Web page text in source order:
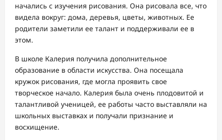
начались с изучения рисования. Она рисовала все, что
видела вокруг: дома, деревья, цветы, животных. Ее
родители заметили ее талант и поддерживали ее в
этом.
В школе Калерия получила дополнительное
образование в области искусства. Она посещала
кружок рисования, где могла проявить свое
творческое начало. Калерия была очень плодовитой и
талантливой ученицей, ее работы часто выставляли на
школьных выставках и получали признание и
восхищение.